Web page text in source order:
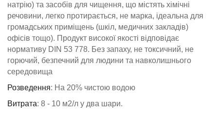
натрію) та засобів для чищення, що містять хімічні
речовини, легко протирається, не марка, ідеальна для
громадських приміщень (шкіл, медичних закладів)
офісів тощо). Продукт високої якості відповідає
нормативу DIN 53 778. Без запаху, не токсичний, не
горючий, безпечний для людини та навколишнього
середовища
Розведення: На 20% чистою водою
Витрата: 8 - 10 м2/л у два шари.